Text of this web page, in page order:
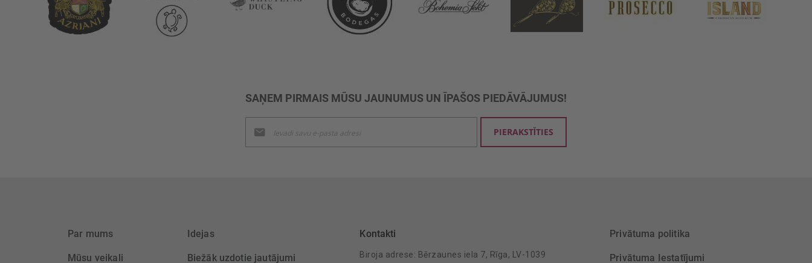
SAŅEM PIRMAIS MŪSU JAUNUMUS UN ĪPAŠOS PIEDĀVĀJUMUS!
jaunumu
saņemšanai:
PIERAKSTĪTIES
Par mums
Mūsu veikali
Idejas
Biežāk uzdotie jautājumi
Kontakti
Biroja adrese: Bērzaunes iela 7, Rīga, LV-1039
Privātuma politika
Privātuma Iestatījumi